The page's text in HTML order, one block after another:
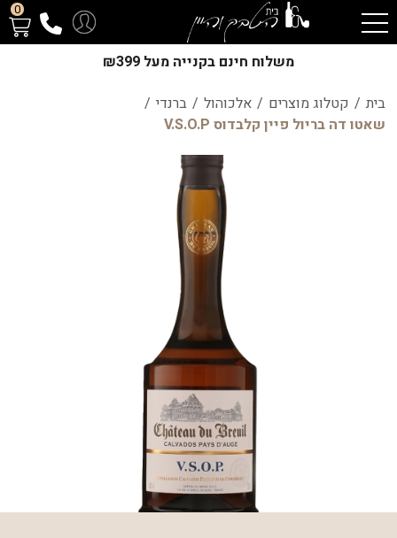
0
משלוח חינם בקנייה מעל ₪399
בית / קטלוג מוצרים / אלכוהול / ברנדי /
שאטו דה בריול פיין קלבדוס V.S.O.P